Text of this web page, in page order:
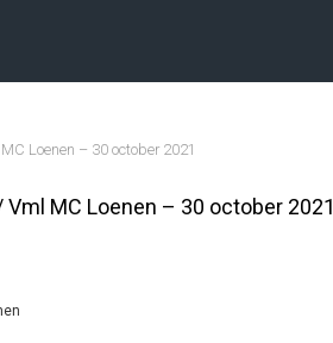
Loenen – 30 october 2021
MC Loenen – 30 october 2021